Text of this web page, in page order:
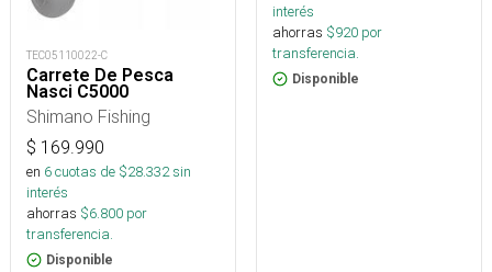
TEC05110022-C
Carrete De Pesca
Nasci C5000
Shimano Fishing
$ 169.990
en 6cuotas de $28.332sin
interés
ahorras $6.800 por
transferencia.
Disponible
interés
ahorras $920 por
transferencia.
Disponible